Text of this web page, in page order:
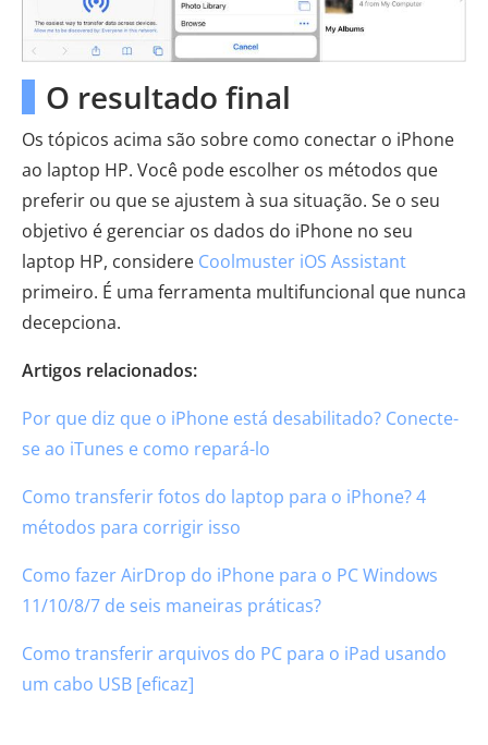
O resultado final
Os tópicos acima são sobre como conectar o iPhone
ao laptop HP. Você pode escolher os métodos que
preferir ou que se ajustem à sua situação. Se o seu
objetivo é gerenciar os dados do iPhone no seu
laptop HP, considere Coolmuster iOS Assistant
primeiro. É uma ferramenta multifuncional que nunca
decepciona.
Artigos relacionados:
Por que diz que o iPhone está desabilitado? Conecte-
se ao iTunes e como repará-lo
Como transferir fotos do laptop para o iPhone? 4
métodos para corrigir isso
Como fazer AirDrop do iPhone para o PC Windows
11/10/8/7 de seis maneiras práticas?
Como transferir arquivos do PC para o iPad usando
um cabo USB [eficaz]